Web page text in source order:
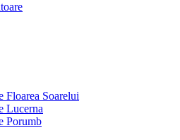
Floarea Soarelui
Lucerna
Porumb